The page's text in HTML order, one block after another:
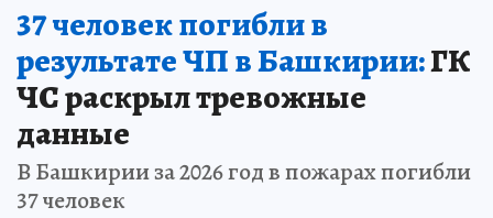
37 человек погибли в
результате ЧП в Башкирии:ГК
ЧС раскрыл тревожные
данные
В Башкирии за 2026 год в пожарах погибли
37 человек